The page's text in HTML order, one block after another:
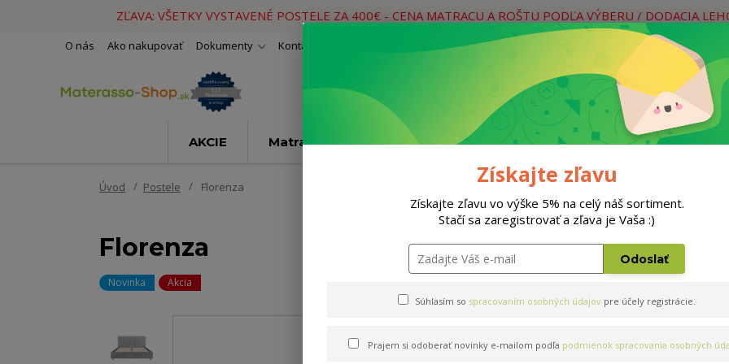
ZĽAVA: VŠETKY VYSTAVENÉ POSTELE ZA 400€ - CENA MATRACU A ROŠTU PODĽA VÝBERU / DODACIA
O nás Ako nakupovať Dokumenty Kontakty
Hľadať
Neviete si rady? Zavolajte.
AKCIE Matrace Rošty Doplnky Postele
Úvod Postele Florenza
Florenza
Novinka Akcia
Získajte zľavu
Získajte zľavu vo výške 5% na celý náš sortiment.
Stačí sa zaregistrovať a zľava je Vaša :)
Odoslať
Súhlasím so spracovaním osobných údajov pre účely registrácie.
Prajem si odoberať novinky e-mailom podľa podmienok spracovania osobných